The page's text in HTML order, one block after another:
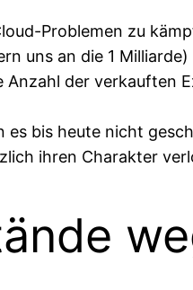
Problemen zu
uns an die 1
der verkauften
bis heute nicht
ihren Charakter